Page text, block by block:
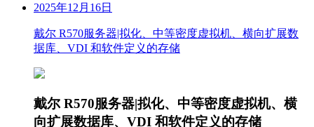
2025年12月16日
戴尔 R570服务器|拟化、中等密度虚拟机、横向扩展数
据库、VDI 和软件定义的存储
戴尔 R570服务器|拟化、中等密度虚拟机、横
向扩展数据库、VDI 和软件定义的存储